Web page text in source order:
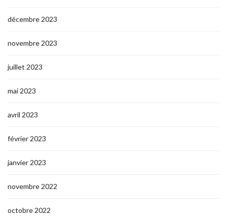
décembre 2023
novembre 2023
juillet 2023
mai 2023
avril 2023
février 2023
janvier 2023
novembre 2022
octobre 2022